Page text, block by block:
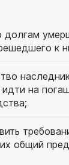
долгам
к
на
общий